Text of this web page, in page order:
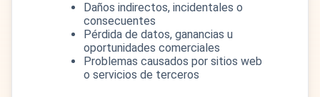
Daños indirectos, incidentales o
consecuentes
Pérdida de datos, ganancias u
oportunidades comerciales
Problemas causados por sitios web
o servicios de terceros